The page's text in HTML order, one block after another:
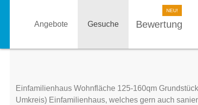
Angebote Gesuche Bewertung
Einfamilienhaus Wohnfläche 125-160qm
Umkreis) Einfamilienhaus, welches gern auch